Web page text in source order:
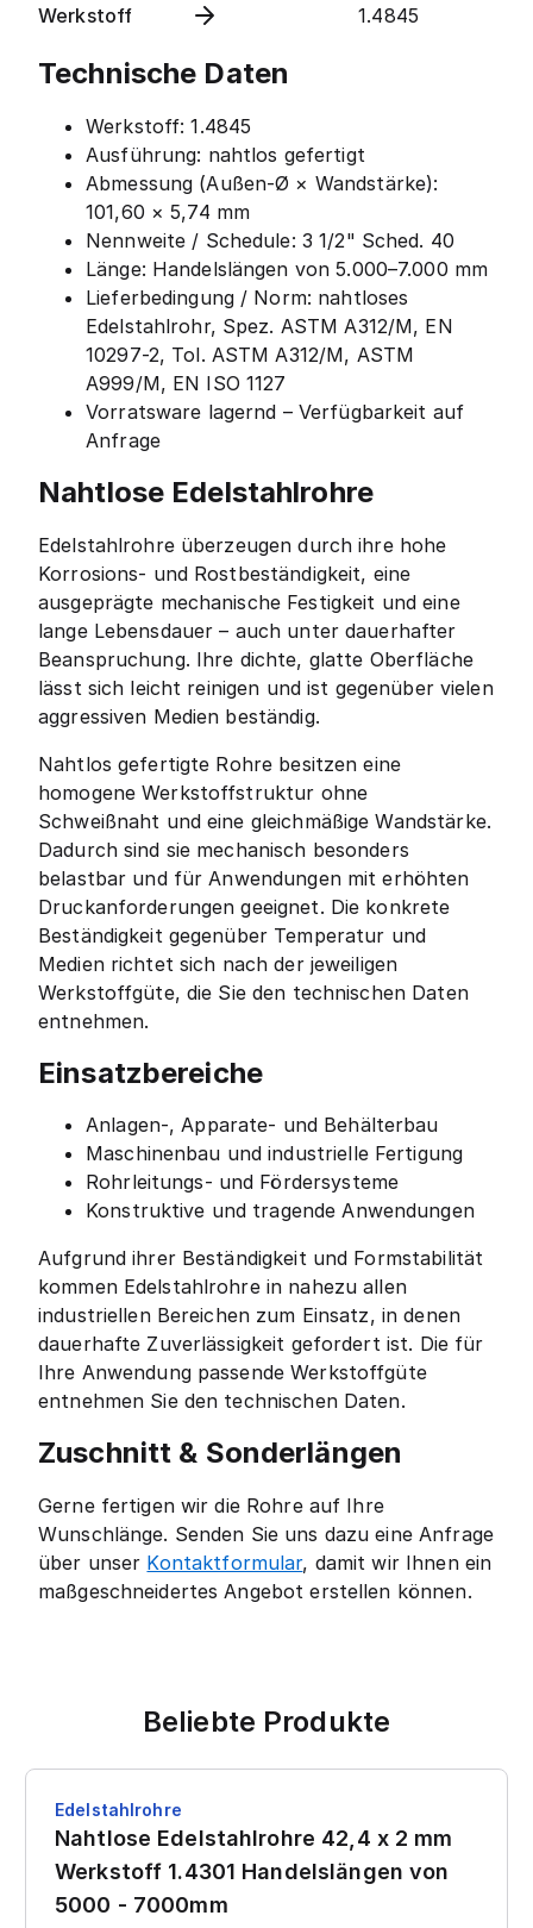
Werkstoff 1.4845
Technische Daten
Werkstoff: 1.4845
Ausführung: nahtlos gefertigt
Abmessung (Außen-Ø × Wandstärke):
101,60 × 5,74 mm
Nennweite / Schedule: 3 1/2" Sched. 40
Länge: Handelslängen von 5.000–7.000 mm
Lieferbedingung / Norm: nahtloses
Edelstahlrohr, Spez. ASTM A312/M, EN
10297-2, Tol. ASTM A312/M, ASTM
A999/M, EN ISO 1127
Vorratsware lagernd – Verfügbarkeit auf
Anfrage
Nahtlose Edelstahlrohre
Edelstahlrohre überzeugen durch ihre hohe
Korrosions- und Rostbeständigkeit, eine
ausgeprägte mechanische Festigkeit und eine
lange Lebensdauer – auch unter dauerhafter
Beanspruchung. Ihre dichte, glatte Oberfläche
lässt sich leicht reinigen und ist gegenüber vielen
aggressiven Medien beständig.
Nahtlos gefertigte Rohre besitzen eine
homogene Werkstoffstruktur ohne
Schweißnaht und eine gleichmäßige Wandstärke.
Dadurch sind sie mechanisch besonders
belastbar und für Anwendungen mit erhöhten
Druckanforderungen geeignet. Die konkrete
Beständigkeit gegenüber Temperatur und
Medien richtet sich nach der jeweiligen
Werkstoffgüte, die Sie den technischen Daten
entnehmen.
Einsatzbereiche
Anlagen-, Apparate- und Behälterbau
Maschinenbau und industrielle Fertigung
Rohrleitungs- und Fördersysteme
Konstruktive und tragende Anwendungen
Aufgrund ihrer Beständigkeit und Formstabilität
kommen Edelstahlrohre in nahezu allen
industriellen Bereichen zum Einsatz, in denen
dauerhafte Zuverlässigkeit gefordert ist. Die für
Ihre Anwendung passende Werkstoffgüte
entnehmen Sie den technischen Daten.
Zuschnitt & Sonderlängen
Gerne fertigen wir die Rohre auf Ihre
Wunschlänge. Senden Sie uns dazu eine Anfrage
über unser Kontaktformular, damit wir Ihnen ein
maßgeschneidertes Angebot erstellen können.
Beliebte Produkte
Edelstahlrohre
Nahtlose Edelstahlrohre 42,4 x 2 mm
Werkstoff 1.4301 Handelslängen von
5000 - 7000mm